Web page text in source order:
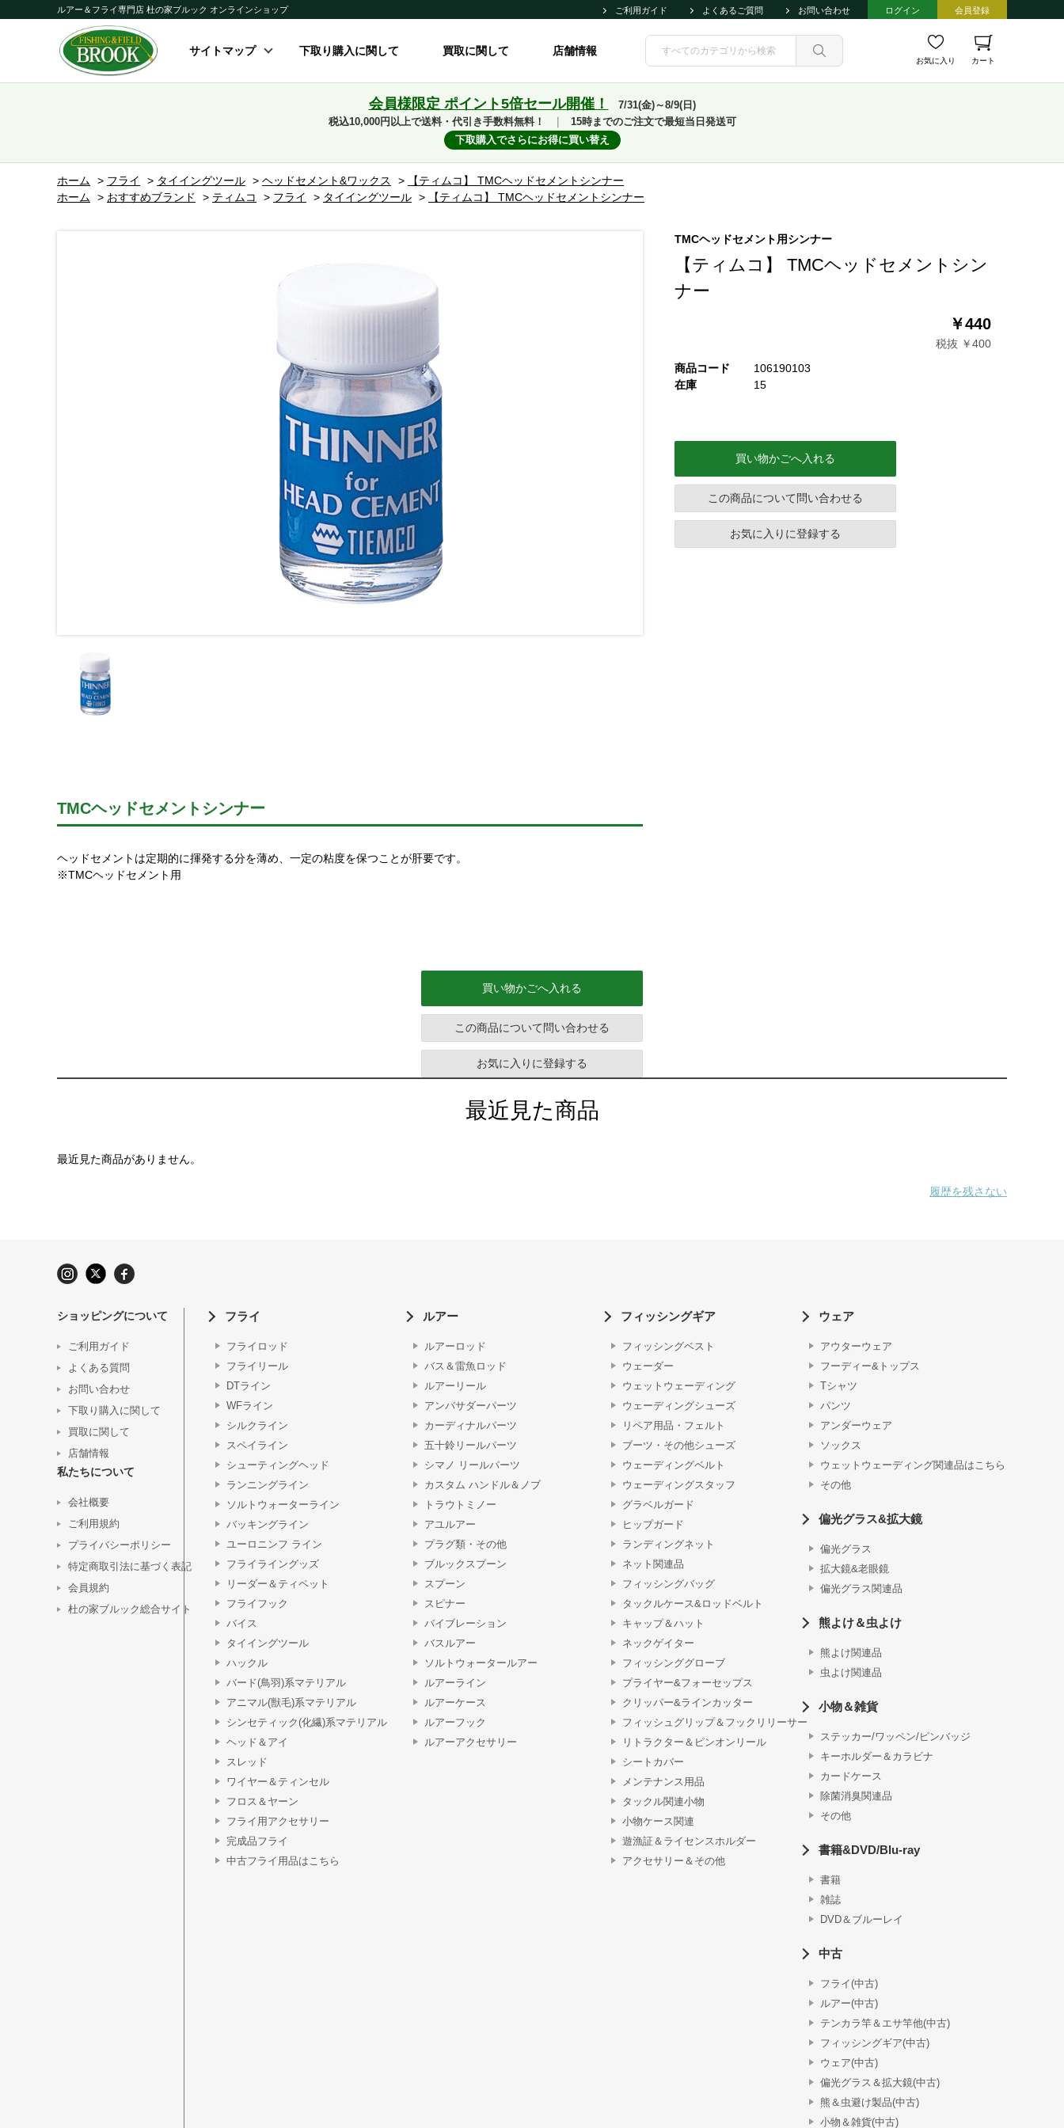
ルアー＆フライ専門店 杜の家ブルック オンラインショップ ご利用ガイド よくあるご質問 お問い合わせ ログイン 会員登録
サイトマップ 下取り購入に関して 買取に関して 店舗情報
お気に入り カート
会員様限定 ポイント5倍セール開催！
7/31(金)～8/9(日)
税込10,000円以上で送料・代引き手数料無料！
15時までのご注文で最短当日発送可
下取購入でさらにお得に買い替え
ホーム > フライ > タイイングツール > ヘッドセメント&ワックス >
【ティムコ】 TMCヘッドセメントシンナー
ホーム
> おすすめブランド > ティムコ > フライ > タイイングツール > 【ティムコ】 TMCヘッドセメントシンナー
TMCヘッドセメントシンナー
ヘッドセメントは定期的に揮発する分を薄め、一定の粘度を保つことが肝要です。
※TMCヘッドセメント用
TMCヘッドセメント用シンナー
【ティムコ】 TMCヘッドセメントシン
ナー
￥440
税抜 ￥400
商品コード
106190103
在庫
15
買い物かごへ入れる
この商品について問い合わせる
お気に入りに登録する
買い物かごへ入れる
この商品について問い合わせる
お気に入りに登録する
最近見た商品
最近見た商品がありません。
履歴を残さない
ショッピングについて
ご利用ガイド
よくある質問
お問い合わせ
下取り購入に関して
買取に関して
店舗情報
私たちについて
会社概要
ご利用規約
プライバシーポリシー
特定商取引法に基づく表記
会員規約
杜の家ブルック総合サイト
フライ
フライロッド
フライリール
DTライン
WFライン
シルクライン
スペイライン
シューティングヘッド
ランニングライン
ソルトウォーターライン
バッキングライン
ユーロニンフ ライン
フライライングッズ
リーダー＆ティペット
フライフック
バイス
タイイングツール
ハックル
バード(鳥羽)系マテリアル
アニマル(獣毛)系マテリアル
シンセティック(化繊)系マテリアル
ヘッド＆アイ
スレッド
ワイヤー＆ティンセル
フロス＆ヤーン
フライ用アクセサリー
完成品フライ
中古フライ用品はこちら
ルアー
ルアーロッド
バス＆雷魚ロッド
ルアーリール
アンバサダーパーツ
カーディナルパーツ
五十鈴リールパーツ
シマノ リールパーツ
カスタム ハンドル＆ノブ
トラウトミノー
アユルアー
プラグ類・その他
ブルックスプーン
スプーン
スピナー
バイブレーション
バスルアー
ソルトウォータールアー
ルアーライン
ルアーケース
ルアーフック
ルアーアクセサリー
フィッシングギア
フィッシングベスト
ウェーダー
ウェットウェーディング
ウェーディングシューズ
リペア用品・フェルト
ブーツ・その他シューズ
ウェーディングベルト
ウェーディングスタッフ
グラベルガード
ヒップガード
ランディングネット
ネット関連品
フィッシングバッグ
タックルケース&ロッドベルト
キャップ＆ハット
ネックゲイター
フィッシンググローブ
プライヤー&フォーセップス
クリッパー&ラインカッター
フィッシュグリップ＆フックリリーサー
リトラクター＆ピンオンリール
シートカバー
メンテナンス用品
タックル関連小物
小物ケース関連
遊漁証＆ライセンスホルダー
アクセサリー＆その他
ウェア
アウターウェア
フーディー&トップス
Tシャツ
パンツ
アンダーウェア
ソックス
ウェットウェーディング関連品はこちら
その他
偏光グラス&拡大鏡
偏光グラス
拡大鏡&老眼鏡
偏光グラス関連品
熊よけ＆虫よけ
熊よけ関連品
虫よけ関連品
小物＆雑貨
ステッカー/ワッペン/ピンバッジ
キーホルダー＆カラビナ
カードケース
除菌消臭関連品
その他
書籍&DVD/Blu-ray
書籍
雑誌
DVD＆ブルーレイ
中古
フライ(中古)
ルアー(中古)
テンカラ竿＆エサ竿他(中古)
フィッシングギア(中古)
ウェア(中古)
偏光グラス＆拡大鏡(中古)
熊＆虫避け製品(中古)
小物＆雑貨(中古)